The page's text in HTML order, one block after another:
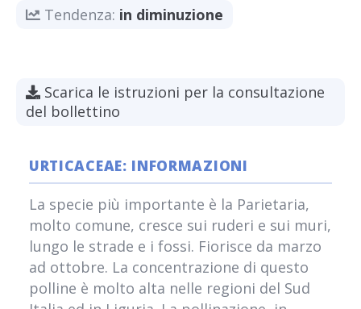
Tendenza: in diminuzione
Scarica le istruzioni per la consultazione
del bollettino
URTICACEAE: INFORMAZIONI
La specie più importante è la Parietaria,
molto comune, cresce sui ruderi e sui muri,
lungo le strade e i fossi. Fiorisce da marzo
ad ottobre. La concentrazione di questo
polline è molto alta nelle regioni del Sud